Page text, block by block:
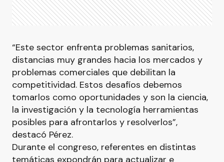
“Este sector enfrenta problemas sanitarios,
distancias muy grandes hacia los mercados y
problemas comerciales que debilitan la
competitividad. Estos desafíos debemos
tomarlos como oportunidades y son la ciencia,
la investigación y la tecnología herramientas
posibles para afrontarlos y resolverlos”,
destacó Pérez.
Durante el congreso, referentes en distintas
temáticas expondrán para actualizar e